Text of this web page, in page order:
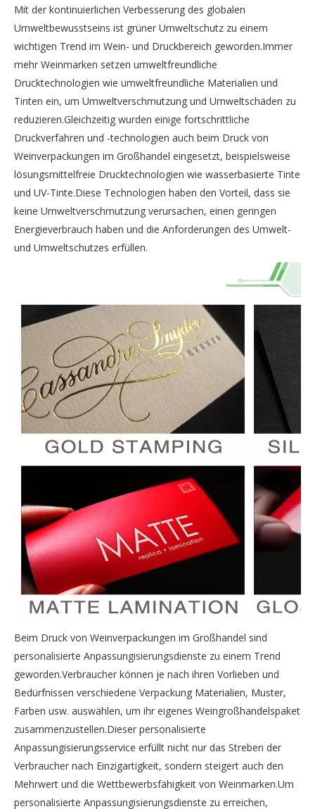
Mit der kontinuierlichen Verbesserung des globalen
Umweltbewusstseins ist grüner Umweltschutz zu einem
wichtigen Trend im Wein- und Druckbereich geworden.Immer
mehr Weinmarken setzen umweltfreundliche
Drucktechnologien wie umweltfreundliche Materialien und
Tinten ein, um Umweltverschmutzung und Umweltschäden zu
reduzieren.Gleichzeitig wurden einige fortschrittliche
Druckverfahren und -technologien auch beim Druck von
Weinverpackungen im Großhandel eingesetzt, beispielsweise
lösungsmittelfreie Drucktechnologien wie wasserbasierte Tinte
und UV-Tinte.Diese Technologien haben den Vorteil, dass sie
keine Umweltverschmutzung verursachen, einen geringen
Energieverbrauch haben und die Anforderungen des Umwelt-
und Umweltschutzes erfüllen.
Beim Druck von Weinverpackungen im Großhandel sind
personalisierte Anpassungisierungsdienste zu einem Trend
geworden.Verbraucher können je nach ihren Vorlieben und
Bedürfnissen verschiedene Verpackung Materialien, Muster,
Farben usw. auswählen, um ihr eigenes Weingroßhandelspaket
zusammenzustellen.Dieser personalisierte
Anpassungisierungsservice erfüllt nicht nur das Streben der
Verbraucher nach Einzigartigkeit, sondern steigert auch den
Mehrwert und die Wettbewerbsfähigkeit von Weinmarken.Um
personalisierte Anpassungisierungsdienste zu erreichen,